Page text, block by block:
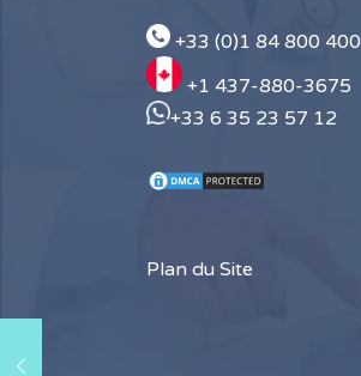
+33 (0)1 84 800 400
+1 437-880-3675
+33 6 35 23 57 12
Plan du Site